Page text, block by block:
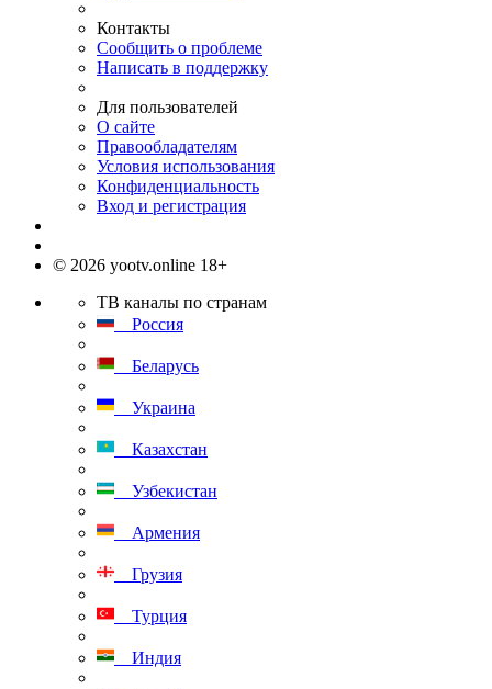
Контакты
Сообщить о проблеме
Написать в поддержку
Для пользователей
О сайте
Правообладателям
Условия использования
Конфиденциальность
Вход и регистрация
© 2026 yootv.online 18+
ТВ каналы по странам
Россия
Беларусь
Украина
Казахстан
Узбекистан
Армения
Грузия
Турция
Индия